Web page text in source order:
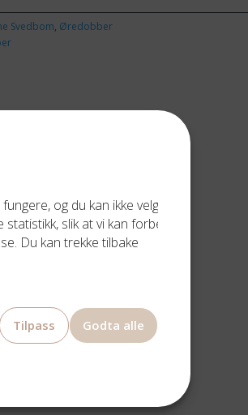
og du kan ikke velge
slik at vi kan forbedre
Du kan trekke tilbake
Godta alle
Tilpass
Svedbom, Øredobber
CREAM